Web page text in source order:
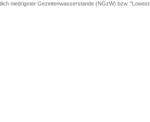
niedrigster Gezeitenwasserstande (NGzW) bzw. "Lowest